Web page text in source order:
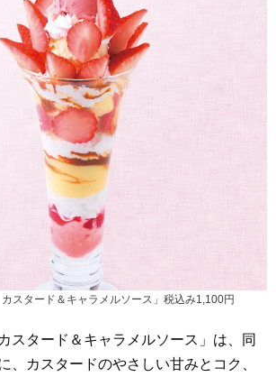
スタード＆キャラメルソース」税込み1,100円
スタード＆キャラメルソース」は、同
、カスタードのやさしい甘みとコク、